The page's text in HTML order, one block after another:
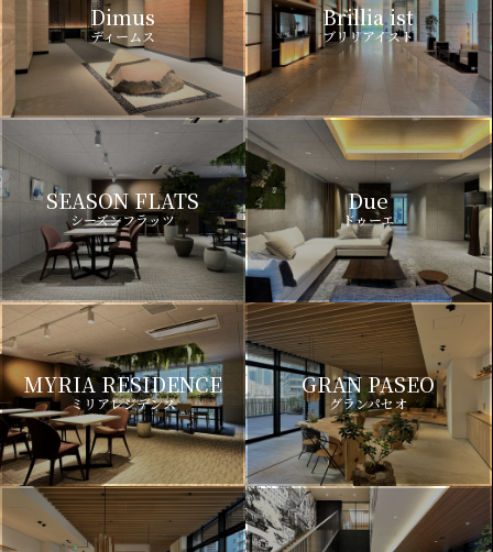
Dimus
ディームス
Brillia ist
ブリリアイスト
SEASON FLATS
シーズンフラッツ
Due
ドゥーエ
MYRIA RESIDENCE
ミリアレジデンス
GRAN PASEO
グランパセオ